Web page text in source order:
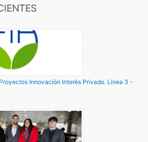
Innovación Interés Privado. Línea 3 -